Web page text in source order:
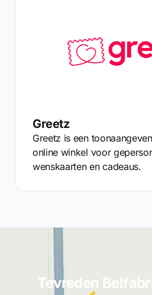
Greetz
Greetz is een
online winkel voor
wenskaarten en cadeaus.
Tevreden